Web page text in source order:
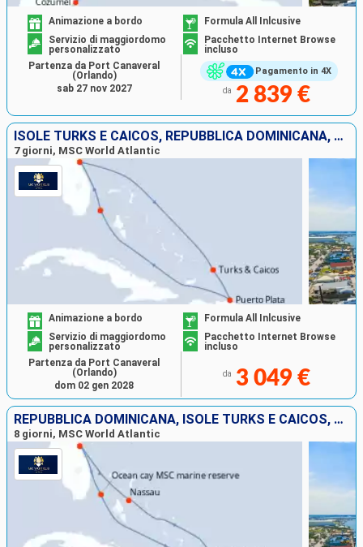
Pagamento in 4X
Animazione a bordo
Formula All Inlcusive
Servizio di maggiordomo
personalizzato
Pacchetto Internet Browse
incluso
da 2 839 €
Partenza da Port Canaveral
(Orlando)
sab 27 nov 2027
ISOLE TURKS E CAICOS, REPUBBLICA DOMINICANA, BAHAMAS, STATI UNITI
7 giorni, MSC World Atlantic
Animazione a bordo
Formula All Inlcusive
Servizio di maggiordomo
personalizzato
Pacchetto Internet Browse
incluso
da 3 049 €
Partenza da Port Canaveral
(Orlando)
dom 02 gen 2028
REPUBBLICA DOMINICANA, ISOLE TURKS E CAICOS, BAHAMAS, STATI UNITI
8 giorni, MSC World Atlantic